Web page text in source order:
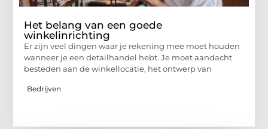
Het belang van een goede
winkelinrichting
Er zijn veel dingen waar je rekening mee moet houden
wanneer je een detailhandel hebt. Je moet aandacht
besteden aan de winkellocatie, het ontwerp van
Bedrijven